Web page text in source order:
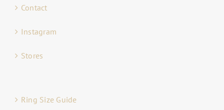
Contact
Instagram
Stores
Ring Size Guide